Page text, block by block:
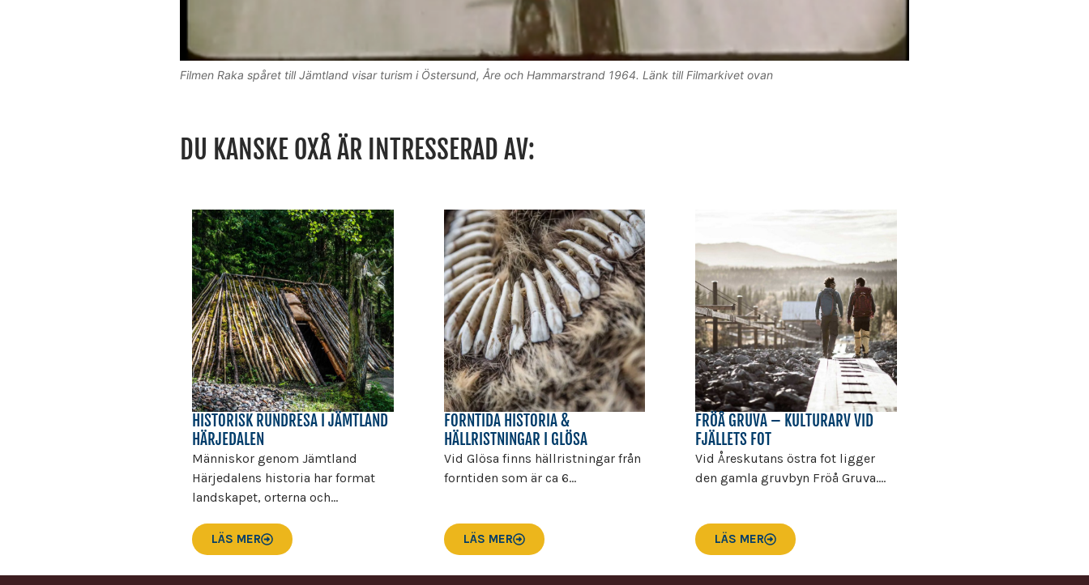
Filmen Raka spåret till Jämtland visar turism i Östersund, Åre och Hammarstrand 1964. Länk till Filmarkivet ovan
DU KANSKE OXÅ ÄR INTRESSERAD AV:
HISTORISK RUNDRESA I JÄMTLAND
HÄRJEDALEN
Människor genom Jämtland
Härjedalens historia har format
landskapet, orterna och...
LÄS MER
FORNTIDA HISTORIA &
HÄLLRISTNINGAR I GLÖSA
Vid Glösa finns hällristningar från
forntiden som är ca 6...
LÄS MER
FRÖÅ GRUVA – KULTURARV VID
FJÄLLETS FOT
Vid Åreskutans östra fot ligger
den gamla gruvbyn Fröå Gruva....
LÄS MER